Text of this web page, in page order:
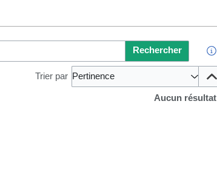
Rechercher
Trier par Pertinence
Aucun résultat